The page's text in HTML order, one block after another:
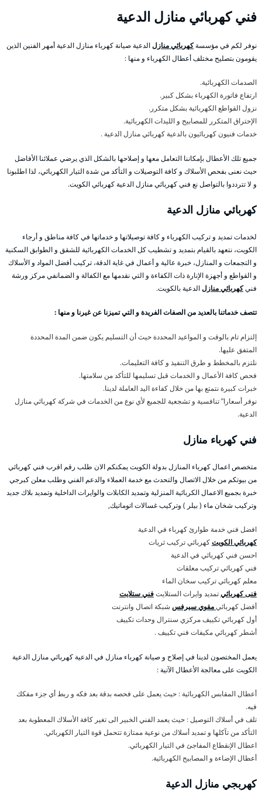
فني كهربائي منازل الدعية
نوفر لكم في مؤسسةكهربائي منازلالدعية صيانة كهرباء منازل الدعية أمهر الفنين الذين
يقومون بتصليح مختلف أعطال الكهرباء و منها :
الصدمات الكهربائية.
ارتفاع فاتورة الكهرباء بشكل كبير.
نزول القواطع الكهربائية بشكل متكرر.
الإحتراق المتكرر للمصابيح و الليدات الكهربائية.
خدمات فنيون كهربائيون بالدعية كهربائي منازل الدعية .
جميع تلك الأعطال بإمكاننا التعامل معها و إصلاحها بالشكل الذي يرضي عملائنا الأفاضل
حيث نعنى بفحص الأسلاك و كافة التوصيلات و التأكد من شدة التيار الكهربائي، لذا اطلبونا
و لا تترددوا بالتواصل نع فني كهربائي منازل الدعية كهربائي الكويت.
كهربائي منازل الدعية
لخدمات تمديد و تركيب الكهرباء و كافة توصيلاتها و خدماتها في كافة مناطق و أرجاء
الكويت، نتعهد بالقيام بتمديد و تشطيب كل الخدمات الكهربائية للشقق و الطوابق السكنية
و التجمعات و المنازل، خبرة عالية و أعمال في غاية الدقة، تركيب أفضل المواد و الأسلاك
و القواطع و أجهزة الإنارة ذات الكفاءة و التي نقدمها مع الكفالة و الضمانفي مركز ورشة
فنيكهربائي منازلالدعية بالكويت.
تتصف خدماتنا بالعديد من الصفات الفريدة و التي تميزنا عن غيرنا و منها :
إلتزام تام بالوقت و المواعيد المحددة حيث أن التسليم يكون ضمن المدة المحددة
المتفق عليها.
نلتزم بالمخطط و طرق التنفيذ و كافة التعليمات.
فحص كافة الأعمال و الخدمات قبل تسليمها للتأكد من سلامتها.
خبرات كبيرة نتمتع بها من خلال كفاءة اليد العاملة لدينا.
نوفر أسعارا” تنافسية و تشجعية للجميع لأي نوع من الخدمات في شركة كهربائي منازل
الدعية.
فني كهرباء منازل
متخصص اعمال كهرباء المنازل بدولة الكويت يمكنكم الان طلب رقم اقرب فني كهربائي
من بيوتكم من خلال الاتصال والتحدث مع خدمة العملاء والدعم الفني وطلب معلن كبرجي
خبرة بجميع الاعمال الكربائية المنزلية وتمديد الكابلات والوايرات الداخلية وتمديد بلاك جديد
وتركيب شخان ماء ( بيلر ) وتركيب غسالات اتوماتيك,
افضل فني خدمة طوارئ كهرباء في الدعية
كهربائي الكويتكهربائي تركيب ثريات
احسن فني كهربائي في الدعية
فني كهربائي تركيب معلقات
معلم كهربائي تركيب سخان الماء
فنى كهربائيتمديد وايرات الستلايتفني ستلايت
أفضل كهربائيمقوي سيرفس شبكة اتصال وانترنت
أول كهربائي تكييف مركزي سنترال وحدات تكييف
أشطر كهربائي مكيفات فني تكييف .
يعمل المختصون لدينا في إصلاح و صيانة كهرباء منازل في الدعية كهربائي منازل الدعية
الكويت على معالجة الأعطال الآتية :
أعطال المقابس الكهربائية : حيث يعمل على فحصه بدقة بعد فكه و ربط أي جزء مفكك
فيه.
تلف في أسلاك التوصيل : حيث يعمد الفني الخبير الى تغير كافة الأسلاك المعطوبة بعد
التأكد من تآكلها و تمديد أسلاك من نوعية ممتازة تتحمل قوة التيار الكهربائي.
اعطال الإنقطاع المفاجئ في التيار الكهربائي.
أعطال الإضاءة و المصابيح الكهربائية.
كهربجي منازل الدعية